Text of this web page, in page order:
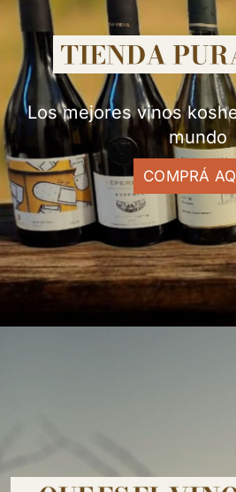
Los mejores vinos
mundo
COMPRÁ